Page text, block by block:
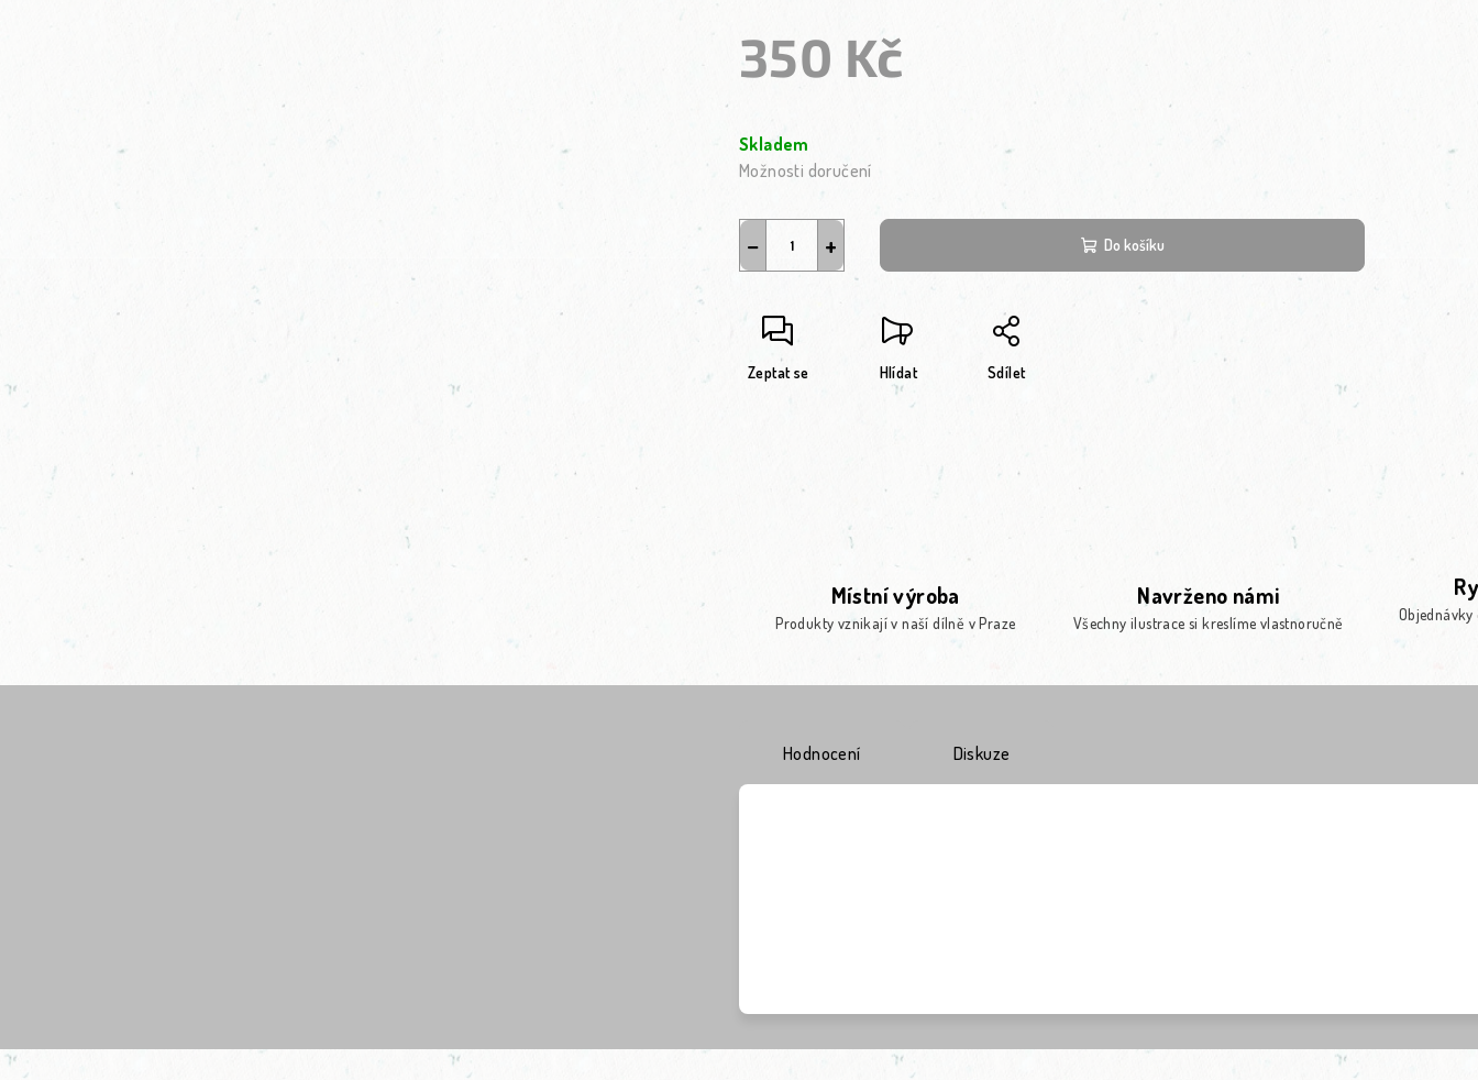
350 Kč
Skladem
Možnosti doručení
+
− Do košíku
Zeptat se Hlídat Sdílet
Místní výroba
Produkty vznikají v naší dílně v Praze
Navrženo námi
Všechny ilustrace si kreslíme vlastnoručně Objednávky
Hodnocení Diskuze